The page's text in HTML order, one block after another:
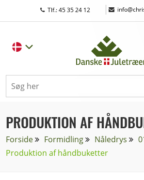
Tlf.: 45 35 24 12 |
PRODUKTION AF
Forside Formidling Nåledrys
Produktion af håndbuketter